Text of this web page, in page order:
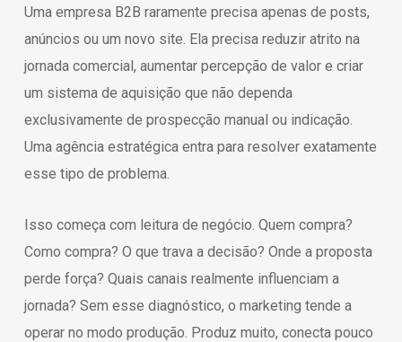
Uma empresa B2B raramente precisa apenas de posts,
anúncios ou um novo site. Ela precisa reduzir atrito na
jornada comercial, aumentar percepção de valor e criar
um sistema de aquisição que não dependa
exclusivamente de prospecção manual ou indicação.
Uma agência estratégica entra para resolver exatamente
esse tipo de problema.
Isso começa com leitura de negócio. Quem compra?
Como compra? O que trava a decisão? Onde a proposta
perde força? Quais canais realmente influenciam a
jornada? Sem esse diagnóstico, o marketing tende a
operar no modo produção. Produz muito, conecta pouco